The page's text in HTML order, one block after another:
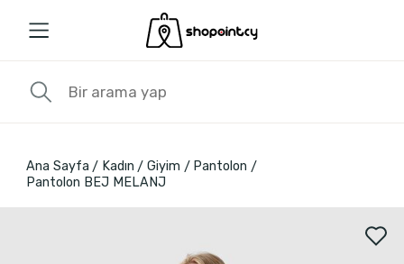
Ana Sayfa Kadın Giyim
Pantolon
Pantolon BEJ MELANJ